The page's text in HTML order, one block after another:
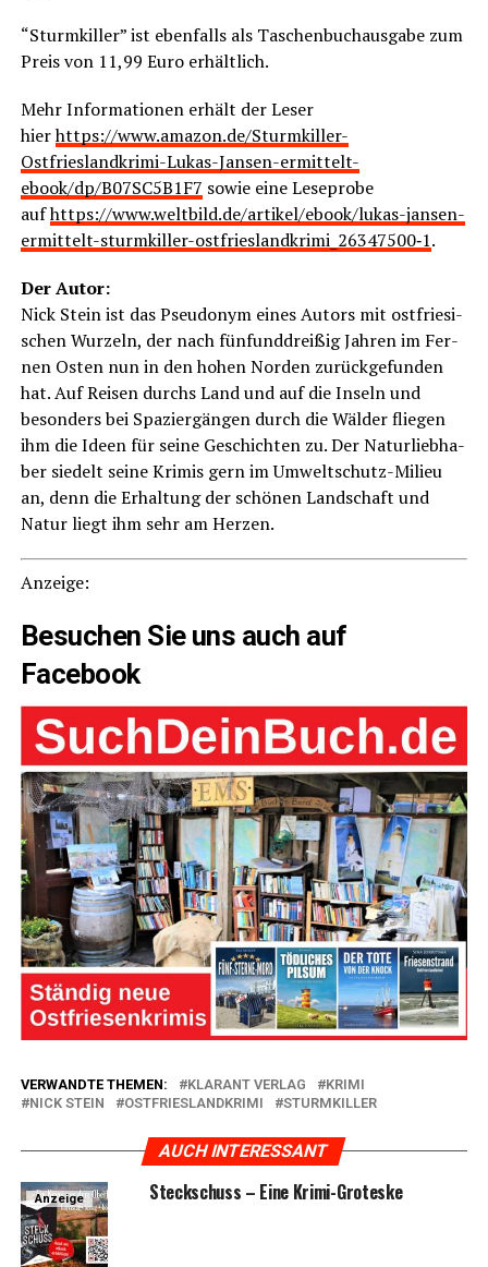
“Sturm­kil­ler” ist eben­falls als Taschen­buch­aus­ga­be zum
Preis von 11,99 Euro erhältlich.
Mehr Infor­ma­tio­nen erhält der Leser
hierhttps://www.amazon.de/Sturmkiller-
Ostfrieslandkrimi-Lukas-Jansen-ermittelt-
ebook/dp/B07SC5B1F7 sowie eine Lese­pro­be
aufhttps://www.weltbild.de/artikel/ebook/lukas-jansen-
ermittelt-sturmkiller-ostfrieslandkrimi_26347500‑1.
Der Autor:
Nick Stein ist das Pseud­onym eines Autors mit ost­frie­si­
schen Wur­zeln, der nach fünf­und­drei­ßig Jah­ren im Fer­
nen Osten nun in den hohen Nor­den zurück­ge­fun­den
hat. Auf Rei­sen durchs Land und auf die Inseln und
beson­ders bei Spa­zier­gän­gen durch die Wäl­der flie­gen
ihm die Ideen für sei­ne Geschich­ten zu. Der Natur­lieb­ha­
ber sie­delt sei­ne Kri­mis gern im Umwelt­schutz-Milieu
an, denn die Erhal­tung der schö­nen Land­schaft und
Natur liegt ihm sehr am Herzen.
Anzei­ge:
Besu­chen Sie uns auch auf
Facebook
VERWANDTE THEMEN: KLARANT VERLAG
KRIMI
NICK STEIN
OSTFRIESLANDKRIMI STURMKILLER
AUCH INTERESSANT
Anzeige Steck­schuss – Eine Krimi-Groteske